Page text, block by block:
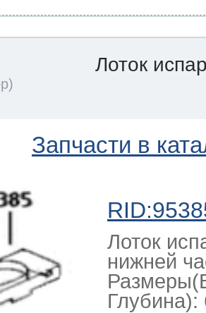
Лоток
Запчасти в
Лоток
нижней
Глубина):